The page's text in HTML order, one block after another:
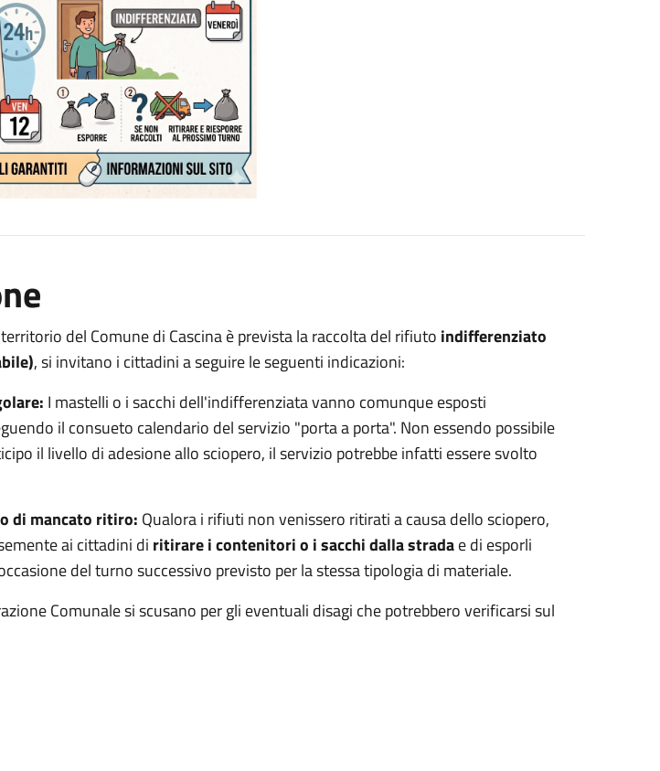
del Comune di Cascina è prevista la raccolta del rifiuto indifferenziato
, si invitano i cittadini a seguire le seguenti indicazioni:
I mastelli o i sacchi dell'indifferenziata vanno comunque esposti
il consueto calendario del servizio "porta a porta". Non essendo possibile
il livello di adesione allo sciopero, il servizio potrebbe infatti essere svolto
di mancato ritiro: Qualora i rifiuti non venissero ritirati a causa dello sciopero,
ai cittadini di ritirare i contenitori o i sacchi dalla stradae di esporli
del turno successivo previsto per la stessa tipologia di materiale.
Comunale si scusano per gli eventuali disagi che potrebbero verificarsi sul